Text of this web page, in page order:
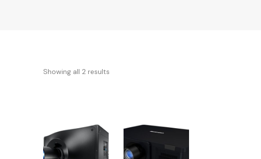
Showing all 2 results